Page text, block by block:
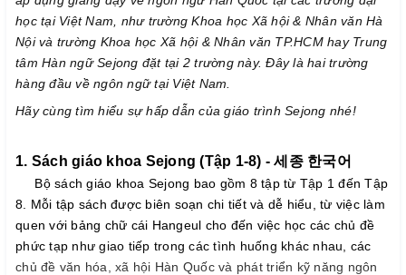
học tại Việt Nam, như trường Khoa học Xã hội & Nhân văn Hà
Nội và trường Khoa học Xã hội & Nhân văn TP.HCM hay Trung
tâm Hàn ngữ Sejong đặt tại 2 trường này. Đây là hai trường
hàng đầu về ngôn ngữ tại Việt Nam.
Hãy cùng tìm hiểu sự hấp dẫn của giáo trình Sejong nhé!
1. Sách giáo khoa Sejong (Tập 1-8) - 세종 한국어
Bộ sách giáo khoa Sejong bao gồm 8 tập từ Tập 1 đến Tập
8. Mỗi tập sách được biên soạn chi tiết và dễ hiểu, từ việc làm
quen với bảng chữ cái Hangeul cho đến việc học các chủ đề
phức tạp như giao tiếp trong các tình huống khác nhau, các
chủ đề văn hóa, xã hội Hàn Quốc và phát triển kỹ năng ngôn